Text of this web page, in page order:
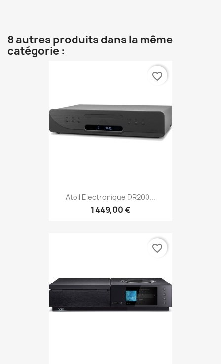
8 autres produits dans la même
catégorie :
Atoll Electronique DR200...
1 449,00 €
favorite_border
favorite_border